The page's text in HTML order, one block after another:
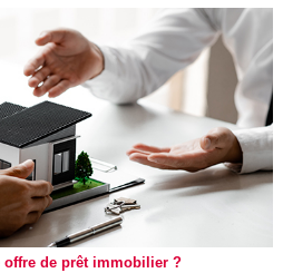
de prêt immobilier ?